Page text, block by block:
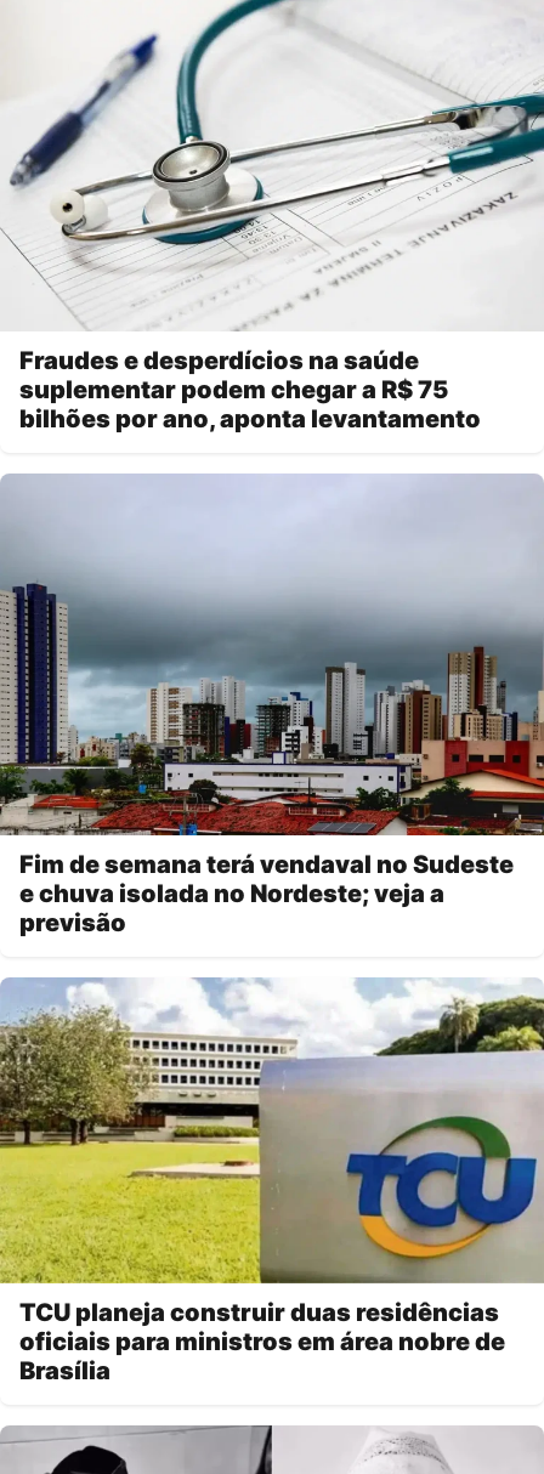
Fraudes e desperdícios na saúde
suplementar podem chegar a R$ 75
bilhões por ano, aponta levantamento
Fim de semana terá vendaval no Sudeste
e chuva isolada no Nordeste; veja a
previsão
TCU planeja construir duas residências
oficiais para ministros em área nobre de
Brasília